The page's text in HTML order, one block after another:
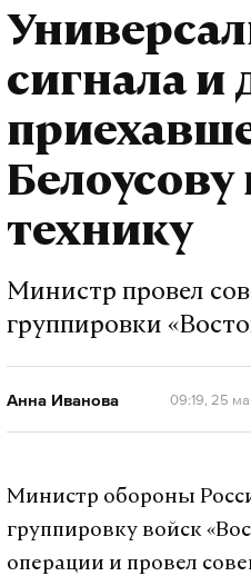
сигнала
технику
Министр провел
группировки
Анна Иванова 09:19, 25
Министр обороны
группировку войск
операции и провел